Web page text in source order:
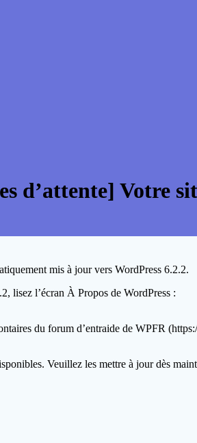
d’attente] Votre
mis à jour vers WordPress 6.2.2.
lisez l’écran À Propos de WordPress :
du forum d’entraide de WPFR
Veuillez les mettre à jour dès